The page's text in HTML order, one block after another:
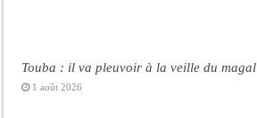
Touba : il va pleuvoir à la veille du magal
1 août 2026